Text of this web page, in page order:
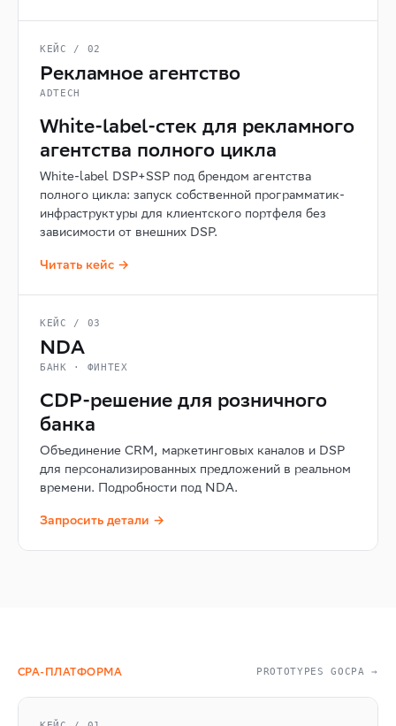
КЕЙС / 02
Рекламное агентство
ADTECH
White-label-стек для рекламного
агентства полного цикла
White-label DSP+SSP под брендом агентства
полного цикла: запуск собственной программатик-
инфраструктуры для клиентского портфеля без
зависимости от внешних DSP.
Читать кейс →
КЕЙС / 03
NDA
БАНК · ФИНТЕХ
CDP-решение для розничного
банка
Объединение CRM, маркетинговых каналов и DSP
для персонализированных предложений в реальном
времени. Подробности под NDA.
Запросить детали →
CPA-ПЛАТФОРМА PROTOTYPES GOCPA →